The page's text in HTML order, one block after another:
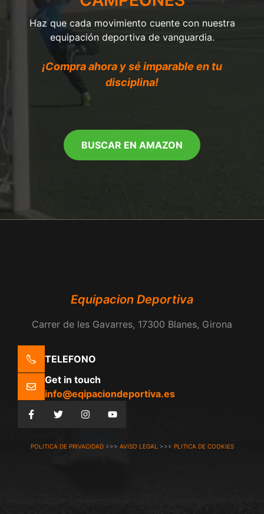
Haz que cada movimiento cuente con nuestra
equipación deportiva de vanguardia.
¡Compra ahora y sé imparable en tu
disciplina!
BUSCAR EN AMAZON
Equipacion Deportiva
Carrer de les Gavarres, 17300 Blanes, Girona
TELEFONO
Get in touch
info@eqipaciondeportiva.es
POLITICA DE PRIVACIDAD>>> AVISO LEGAL >>> PLITICA DE COOKIES